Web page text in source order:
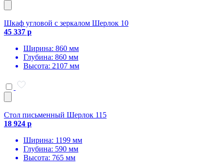
Шкаф угловой с зеркалом Шерлок 10
45 337 р
Ширина: 860 мм
Глубина: 860 мм
Высота: 2107 мм
Стол письменный Шерлок 115
18 924 р
Ширина: 1199 мм
Глубина: 590 мм
Высота: 765 мм